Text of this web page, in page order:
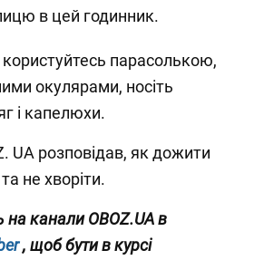
в цей годинник.
парасолькою,
окулярами, носіть
і капелюхи.
UA розповідав, як дожити
не хворіти.
на канали OBOZ.UA в
, щоб бути в курсі